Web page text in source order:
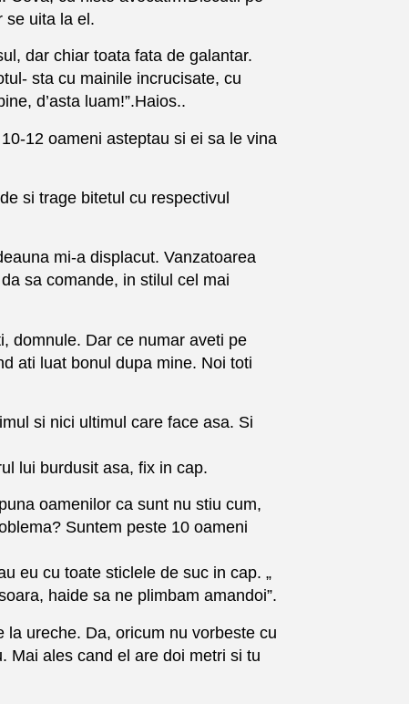
se uita la el.
dar chiar toata fata de galantar.
sta cu mainile incrucisate, cu
d’asta luam!”.Haios..
12 oameni asteptau si ei sa le vina
si trage bitetul cu respectivul
mi-a displacut. Vanzatoarea
sa comande, in stilul cel mai
domnule. Dar ce numar aveti pe
ati luat bonul dupa mine. Noi toti
si nici ultimul care face asa. Si
lui burdusit asa, fix in cap.
oamenilor ca sunt nu stiu cum,
Suntem peste 10 oameni
eu cu toate sticlele de suc in cap. „
haide sa ne plimbam amandoi”.
ureche. Da, oricum nu vorbeste cu
Mai ales cand el are doi metri si tu